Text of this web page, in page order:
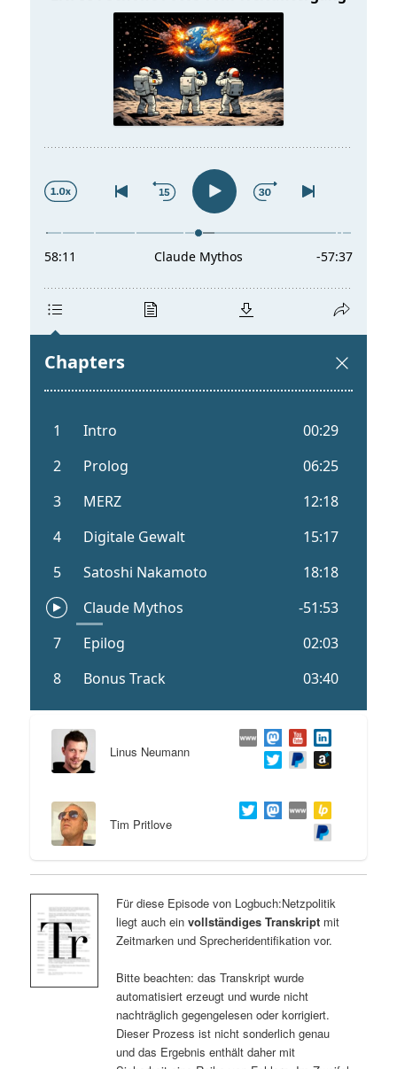
n
g
e
n
Linus Neumann
Tim Pritlove
Für diese Episode von Logbuch:Netzpolitik
liegt auch ein vollständiges Transkriptmit
Zeitmarken und Sprecheridentifikation vor.
Bitte beachten: das Transkript wurde
automatisiert erzeugt und wurde nicht
nachträglich gegengelesen oder korrigiert.
Dieser Prozess ist nicht sonderlich genau
und das Ergebnis enthält daher mit